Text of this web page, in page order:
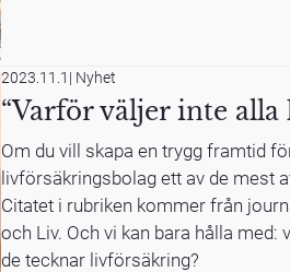
2023.11.1 | Nyhet
“Varför väljer inte alla
Om du vill skapa en trygg framtid
livförsäkringsbolag ett av de mest
Citatet i rubriken kommer från
och Liv. Och vi kan bara hålla
de tecknar livförsäkring?